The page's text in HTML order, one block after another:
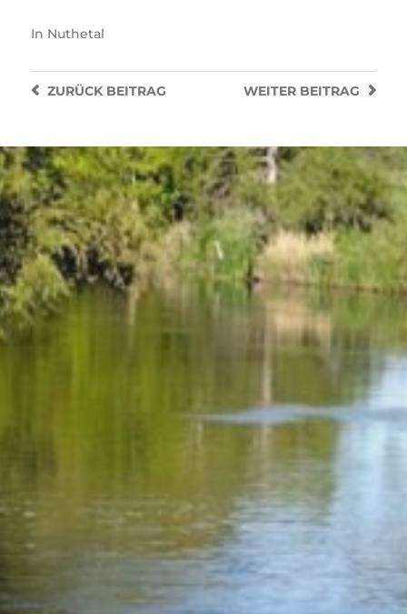
In Nuthetal
WEITER BEITRAG
ZURÜCKBEITRAG
FRÜHERE BEITRÄGE
Mai 2026
April 2026
Dezember 2024
November 2024